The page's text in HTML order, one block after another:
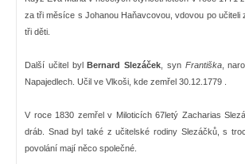
za tři měsíce s Johanou Haňavcovou, vdovou po učiteli
tři děti.
Další učitel byl Bernard Slezáček , syn Františka,
Napajedlech. Učil ve Vlkoši, kde zemřel 30.12.1779 .
V roce 1830 zemřel v Miloticích 67letý Zacharias
dráb. Snad byl také z učitelské rodiny Slezáčků, s
povolání mají něco společné.